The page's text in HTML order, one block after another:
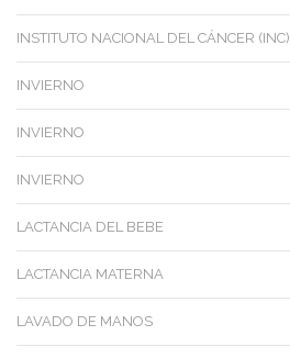
INSTITUTO NACIONAL DEL CÁNCER (INC)
INVIERNO
INVIERNO
INVIERNO
LACTANCIA DEL BEBE
LACTANCIA MATERNA
LAVADO DE MANOS